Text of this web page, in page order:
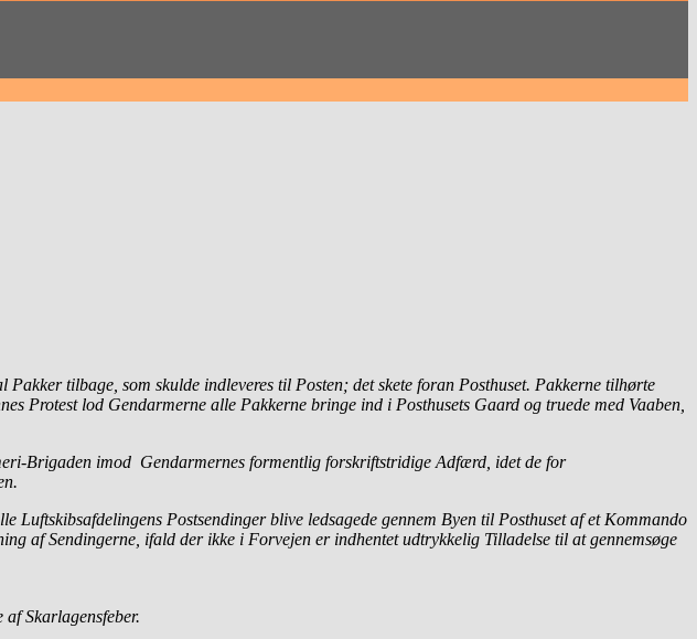
tilbage, som skulde indleveres til Posten; det skete foran Posthuset. Pakkerne tilhørte
Protest lod Gendarmerne alle Pakkerne bringe ind i Posthusets Gaard og truede med Vaaben,
Brigaden imod Gendarmernes formentlig forskriftstridige Adfærd, idet de for
Postsendinger blive ledsagede gennem Byen til Posthuset af et Kommando
af Sendingerne, ifald der ikke i Forvejen er indhentet udtrykkelig Tilladelse til at gennemsøge
af Skarlagensfeber.